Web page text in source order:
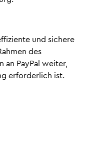
und sichere
des
an PayPal weiter,
erforderlich ist.